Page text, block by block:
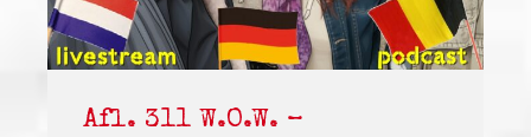
Afl. 311 W.O.W. –